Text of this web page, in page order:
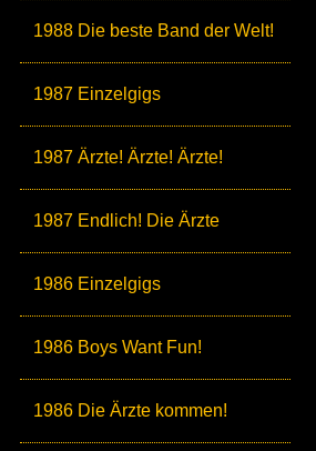
1988 Die beste Band der Welt!
1987 Einzelgigs
1987 Ärzte! Ärzte! Ärzte!
1987 Endlich! Die Ärzte
1986 Einzelgigs
1986 Boys Want Fun!
1986 Die Ärzte kommen!